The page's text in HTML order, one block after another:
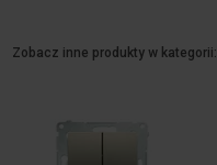
Zobacz inne produkty w kategorii: